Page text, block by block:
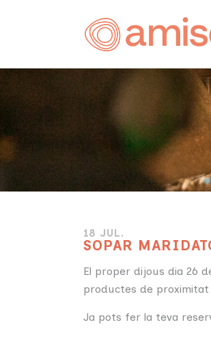
18 JUL.
SOPAR
El proper dijous dia 26
productes de
Ja pots fer la teva